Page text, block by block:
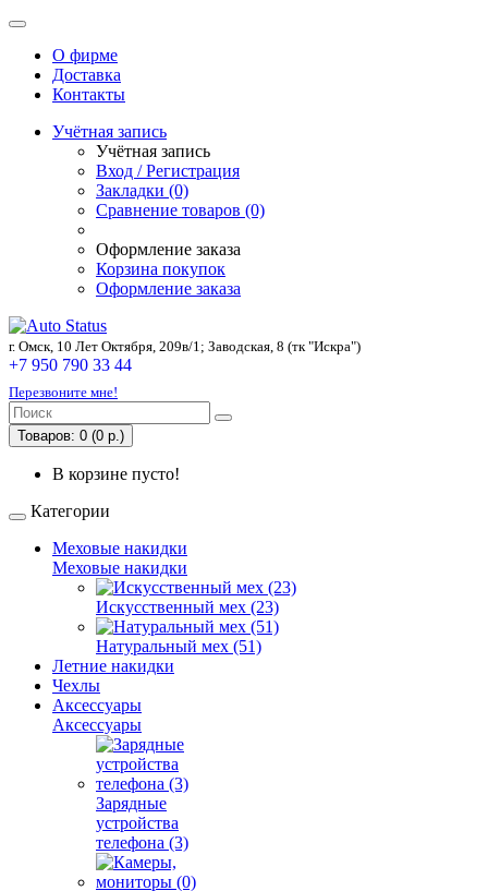
О фирме
Доставка
Контакты
Учётная запись
Учётная запись
Вход / Регистрация
Закладки (0)
Сравнение товаров (0)
Оформление заказа
Корзина покупок
Оформление заказа
г. Омск, 10 Лет Октября, 209в/1; Заводская, 8 (тк "Искра")
+7 950 790 33 44
Перезвоните мне!
Товаров: 0 (0 р.)
В корзине пусто!
Категории
Меховые накидки
Меховые накидки
Искусственный мех (23)
Натуральный мех (51)
Летние накидки
Чехлы
Аксессуары
Аксессуары
Зарядные
устройства
телефона (3)